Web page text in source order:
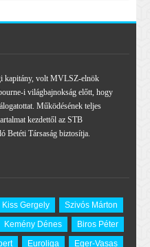
kapitány, volt MVLSZ-elnök
i világbajnokság előtt, hogy
Működésének teljes
kezdettől az STB
Betéti Társaság biztosítja.
Kiss Gergely
Szivós Márton
Kemény Dénes
Biros Péter
Euroliga Eger-Vasas